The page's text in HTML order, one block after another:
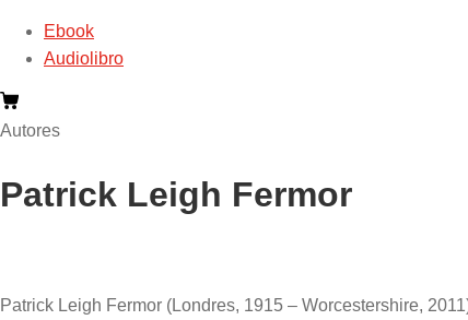
Ebook
Audiolibro
Autores
Patrick Leigh Fermor
Patrick Leigh Fermor (Londres, 1915 – Worcestershire,